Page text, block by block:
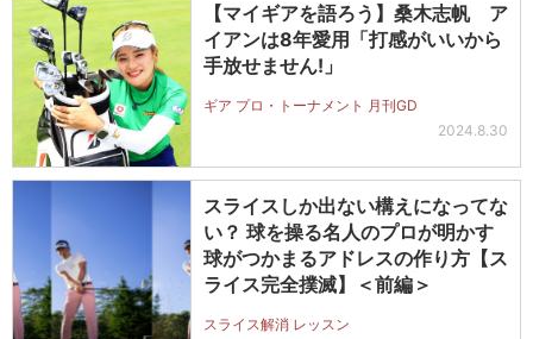
【マイギアを語ろう】桑木志帆 ア
イアンは8年愛用「打感がいいから
手放せません!」
ギア プロ・トーナメント 月刊GD
2024.8.30
スライスしか出ない構えになってな
い？ 球を操る名人のプロが明かす
球がつかまるアドレスの作り方【ス
ライス完全撲滅】＜前編＞
スライス解消 レッスン